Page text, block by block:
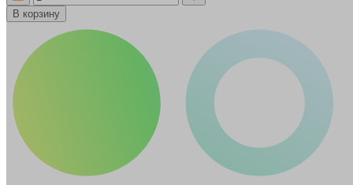
В корзину